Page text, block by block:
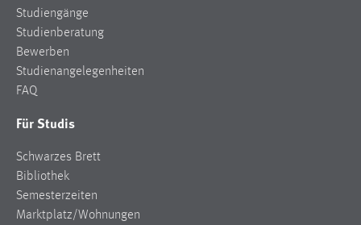
Studiengänge
Studienberatung
Bewerben
Studienangelegenheiten
FAQ
Für Studis
Schwarzes Brett
Bibliothek
Semesterzeiten
Marktplatz/Wohnungen
Name:
site-language-preference
Zweck:
Cookie Laufzeit:
Chat
Name: